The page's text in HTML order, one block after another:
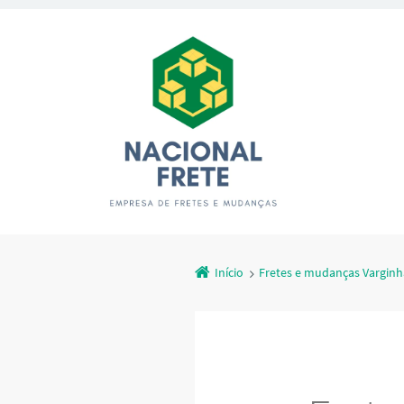
Início Fretes e mudanças